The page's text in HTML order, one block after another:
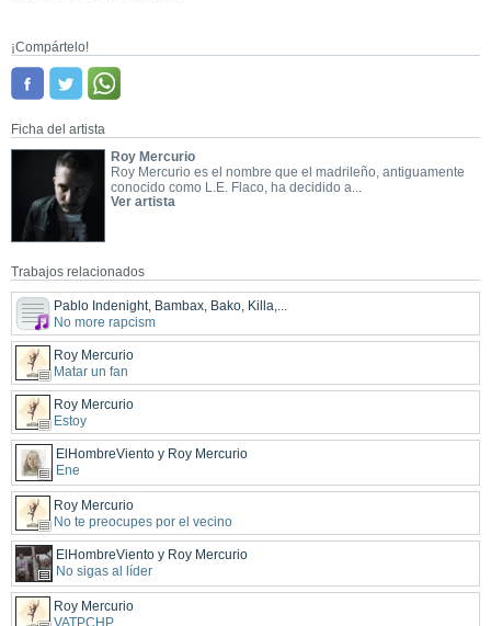
¡Compártelo!
Ficha del artista
Roy Mercurio
Roy Mercurio es el nombre que el madrileño, antiguamente
conocido como L.E. Flaco, ha decidido a...
Ver artista
Trabajos relacionados
Pablo Indenight, Bambax, Bako, Killa,...
No more rapcism
Roy Mercurio
Matar un fan
Roy Mercurio
Estoy
ElHombreViento y Roy Mercurio
Ene
Roy Mercurio
No te preocupes por el vecino
ElHombreViento y Roy Mercurio
No sigas al líder
Roy Mercurio